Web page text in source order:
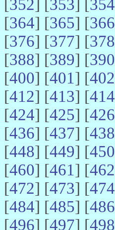
[352] [353] [354
[364] [365] [366
[376] [377] [378
[388] [389] [390
[400] [401] [402
[412] [413] [414
[424] [425] [426
[436] [437] [438
[448] [449] [450
[460] [461] [462
[472] [473] [474
[484] [485] [486
[496] [497] [498